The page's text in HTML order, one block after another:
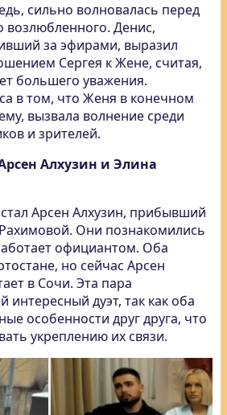
сильно волновалась перед
Денис,
за эфирами, выразил
Сергея к Жене, считая,
большего уважения.
в том, что Женя в конечном
вызвала волнение среди
и зрителей.
Алхузин и Элина
Арсен Алхузин, прибывший
Они познакомились
официантом. Оба
но сейчас Арсен
в Сочи. Эта пара
интересный дуэт, так как оба
особенности друг друга, что
укреплению их связи.